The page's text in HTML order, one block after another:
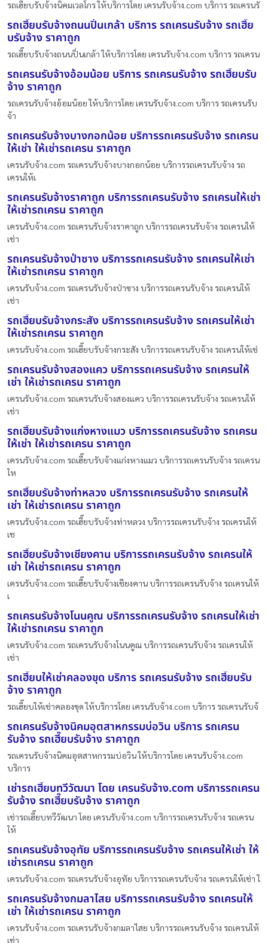
รถเฮี๊ยบรับจ้างนิคมเวลโกร ให้บริการโดย เครนรับจ้าง.com บริการ รถเครนรั
รถเฮี๊ยบรับจ้างถนนปิ่นเกล้า บริการ รถเครนรับจ้าง รถเฮี๊ย
บรับจ้าง ราคาถูก
รถเฮี๊ยบรับจ้างถนนปิ่นเกล้า ให้บริการโดย เครนรับจ้าง.com บริการ รถเครน
รถเครนรับจ้างอ้อมน้อย บริการ รถเครนรับจ้าง รถเฮี๊ยบรับ
จ้าง ราคาถูก
รถเครนรับจ้างอ้อมน้อย ให้บริการโดย เครนรับจ้าง.com บริการ รถเครนรับ
จ้า
รถเครนรับจ้างบางกอกน้อย บริการรถเครนรับจ้าง รถเครน
ให้เช่า ให้เช่ารถเครน ราคาถูก
เครนรับจ้าง.com รถเครนรับจ้างบางกอกน้อย บริการรถเครนรับจ้าง รถ
เครนให้เ
รถเครนรับจ้างราคาถูก บริการรถเครนรับจ้าง รถเครนให้เช่า
ให้เช่ารถเครน ราคาถูก
เครนรับจ้าง.com รถเครนรับจ้างราคาถูก บริการรถเครนรับจ้าง รถเครนให้
เช่า
รถเครนรับจ้างป่าซาง บริการรถเครนรับจ้าง รถเครนให้เช่า
ให้เช่ารถเครน ราคาถูก
เครนรับจ้าง.com รถเครนรับจ้างป่าซาง บริการรถเครนรับจ้าง รถเครนให้
เช่า
รถเฮี๊ยบรับจ้างกระสัง บริการรถเครนรับจ้าง รถเครนให้เช่า
ให้เช่ารถเครน ราคาถูก
เครนรับจ้าง.com รถเฮี๊ยบรับจ้างกระสัง บริการรถเครนรับจ้าง รถเครนให้เช่
รถเครนรับจ้างสองแคว บริการรถเครนรับจ้าง รถเครนให้
เช่า ให้เช่ารถเครน ราคาถูก
เครนรับจ้าง.com รถเครนรับจ้างสองแคว บริการรถเครนรับจ้าง รถเครนให้
เช่า
รถเฮี๊ยบรับจ้างแก่งหางแมว บริการรถเครนรับจ้าง รถเครน
ให้เช่า ให้เช่ารถเครน ราคาถูก
เครนรับจ้าง.com รถเฮี๊ยบรับจ้างแก่งหางแมว บริการรถเครนรับจ้าง รถเครน
ให
รถเฮี๊ยบรับจ้างท่าหลวง บริการรถเครนรับจ้าง รถเครนให้
เช่า ให้เช่ารถเครน ราคาถูก
เครนรับจ้าง.com รถเฮี๊ยบรับจ้างท่าหลวง บริการรถเครนรับจ้าง รถเครนให้
เช
รถเฮี๊ยบรับจ้างเชียงคาน บริการรถเครนรับจ้าง รถเครนให้
เช่า ให้เช่ารถเครน ราคาถูก
เครนรับจ้าง.com รถเฮี๊ยบรับจ้างเชียงคาน บริการรถเครนรับจ้าง รถเครนให้
เ
รถเครนรับจ้างโนนคูณ บริการรถเครนรับจ้าง รถเครนให้เช่า
ให้เช่ารถเครน ราคาถูก
เครนรับจ้าง.com รถเครนรับจ้างโนนคูณ บริการรถเครนรับจ้าง รถเครนให้
เช่า
รถเฮี๊ยบให้เช่าคลองขุด บริการ รถเครนรับจ้าง รถเฮี๊ยบรับ
จ้าง ราคาถูก
รถเฮี๊ยบให้เช่าคลองขุด ให้บริการโดย เครนรับจ้าง.com บริการ รถเครนรับจ้
รถเครนรับจ้างนิคมอุตสาหกรรมบ่อวิน บริการ รถเครน
รับจ้าง รถเฮี๊ยบรับจ้าง ราคาถูก
รถเครนรับจ้างนิคมอุตสาหกรรมบ่อวิน ให้บริการโดย เครนรับจ้าง.com
บริการ
เช่ารถเฮี๊ยบทวีวัฒนา โดย เครนรับจ้าง.com บริการรถเครน
รับจ้าง รถเฮี๊ยบรับจ้าง ราคาถูก
เช่ารถเฮี๊ยบทวีวัฒนา โดย เครนรับจ้าง.com บริการรถเครนรับจ้าง รถเครน
ให้
รถเครนรับจ้างอุทัย บริการรถเครนรับจ้าง รถเครนให้เช่า ให้
เช่ารถเครน ราคาถูก
เครนรับจ้าง.com รถเครนรับจ้างอุทัย บริการรถเครนรับจ้าง รถเครนให้เช่า ใ
รถเครนรับจ้างกมลาไสย บริการรถเครนรับจ้าง รถเครนให้
เช่า ให้เช่ารถเครน ราคาถูก
เครนรับจ้าง.com รถเครนรับจ้างกมลาไสย บริการรถเครนรับจ้าง รถเครนให้
เช่า